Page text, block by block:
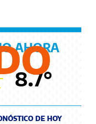
AHORA
8.7°
DE HOY